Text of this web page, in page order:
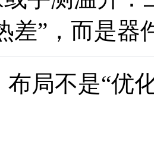
差”，而是器
局不是“优